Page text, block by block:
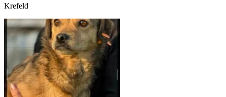
Krefeld